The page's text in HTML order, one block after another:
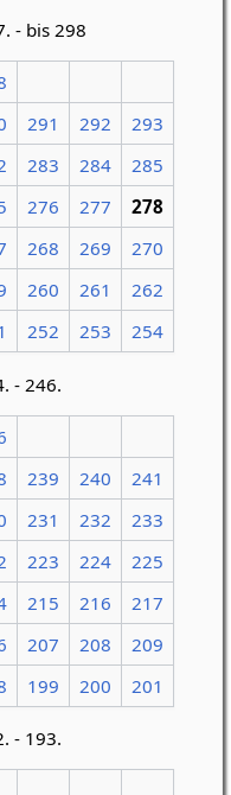
- bis 298
291 292
293
283 284
285
276 277
278
268 269
270
260 261
262
252 253 254
- 246.
239 240
241
231 232
233
223 224
225
215 216
217
207 208
209
199 200 201
- 193.